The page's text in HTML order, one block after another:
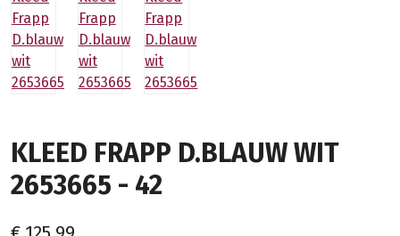
KLEED FRAPP D.BLAUW WIT
2653665 - 42